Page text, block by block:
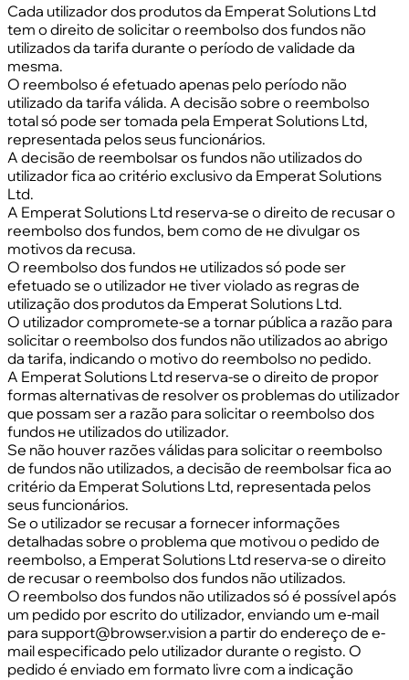
Cada utilizador dos produtos da Emperat Solutions Ltd
tem o direito de solicitar o reembolso dos fundos não
utilizados da tarifa durante o período de validade da
mesma.
O reembolso é efetuado apenas pelo período não
utilizado da tarifa válida. A decisão sobre o reembolso
total só pode ser tomada pela Emperat Solutions Ltd,
representada pelos seus funcionários.
A decisão de reembolsar os fundos não utilizados do
utilizador fica ao critério exclusivo da Emperat Solutions
Ltd.
A Emperat Solutions Ltd reserva-se o direito de recusar o
reembolso dos fundos, bem como de не divulgar os
motivos da recusa.
O reembolso dos fundos не utilizados só pode ser
efetuado se o utilizador не tiver violado as regras de
utilização dos produtos da Emperat Solutions Ltd.
O utilizador compromete-se a tornar pública a razão para
solicitar o reembolso dos fundos não utilizados ao abrigo
da tarifa, indicando o motivo do reembolso no pedido.
A Emperat Solutions Ltd reserva-se o direito de propor
formas alternativas de resolver os problemas do utilizador
que possam ser a razão para solicitar o reembolso dos
fundos не utilizados do utilizador.
Se não houver razões válidas para solicitar o reembolso
de fundos não utilizados, a decisão de reembolsar fica ao
critério da Emperat Solutions Ltd, representada pelos
seus funcionários.
Se o utilizador se recusar a fornecer informações
detalhadas sobre o problema que motivou o pedido de
reembolso, a Emperat Solutions Ltd reserva-se o direito
de recusar o reembolso dos fundos não utilizados.
O reembolso dos fundos não utilizados só é possível após
um pedido por escrito do utilizador, enviando um e-mail
para support@browser.vision a partir do endereço de e-
mail especificado pelo utilizador durante o registo. O
pedido é enviado em formato livre com a indicação